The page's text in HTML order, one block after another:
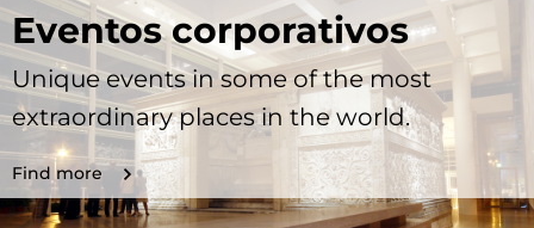
Eventos corporativos
Unique events in some of the most
extraordinary places in the world.
Find more